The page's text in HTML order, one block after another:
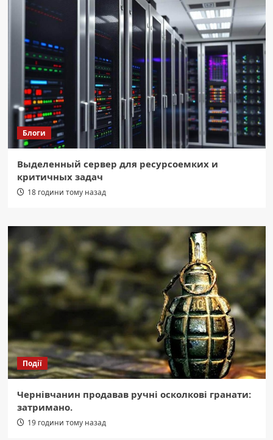
Блоги
Выделенный сервер для ресурсоемких и
критичных задач
18 години тому назад
Події
Чернівчанин продавав ручні осколкові гранати:
затримано.
19 години тому назад